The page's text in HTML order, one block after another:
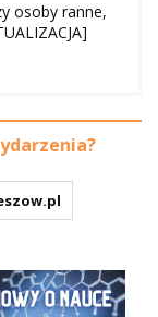
osoby ranne,